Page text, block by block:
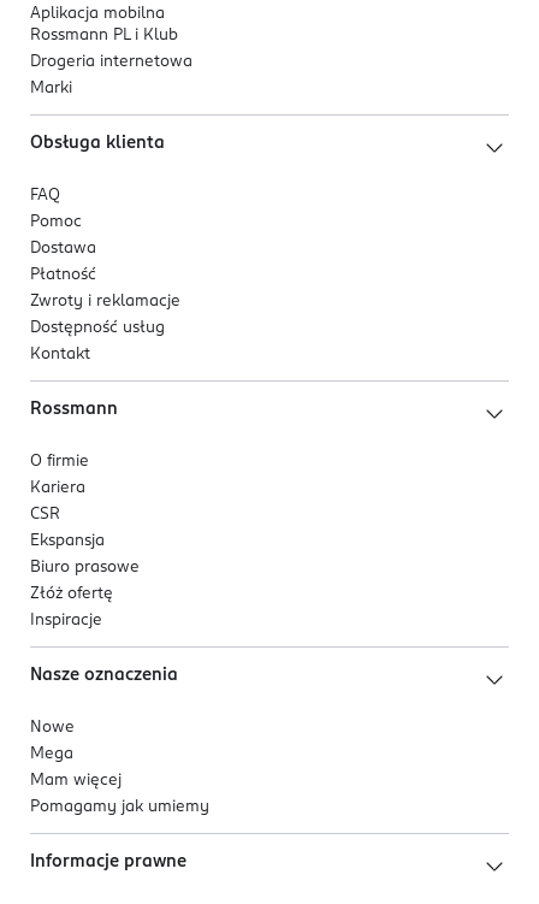
Aplikacja mobilna
Rossmann PL i Klub
Drogeria internetowa
Marki
Obsługa klienta
FAQ
Pomoc
Dostawa
Płatność
Zwroty i reklamacje
Dostępność usług
Kontakt
Rossmann
O firmie
Kariera
CSR
Ekspansja
Biuro prasowe
Złóż ofertę
Inspiracje
Nasze oznaczenia
Nowe
Mega
Mam więcej
Pomagamy jak umiemy
Informacje prawne